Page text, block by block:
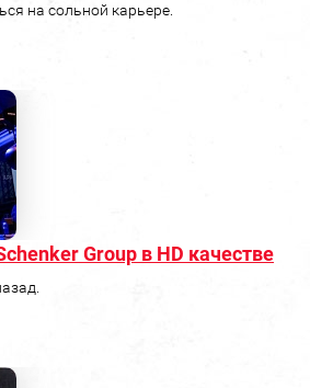
на сольной карьере.
Group в HD качестве